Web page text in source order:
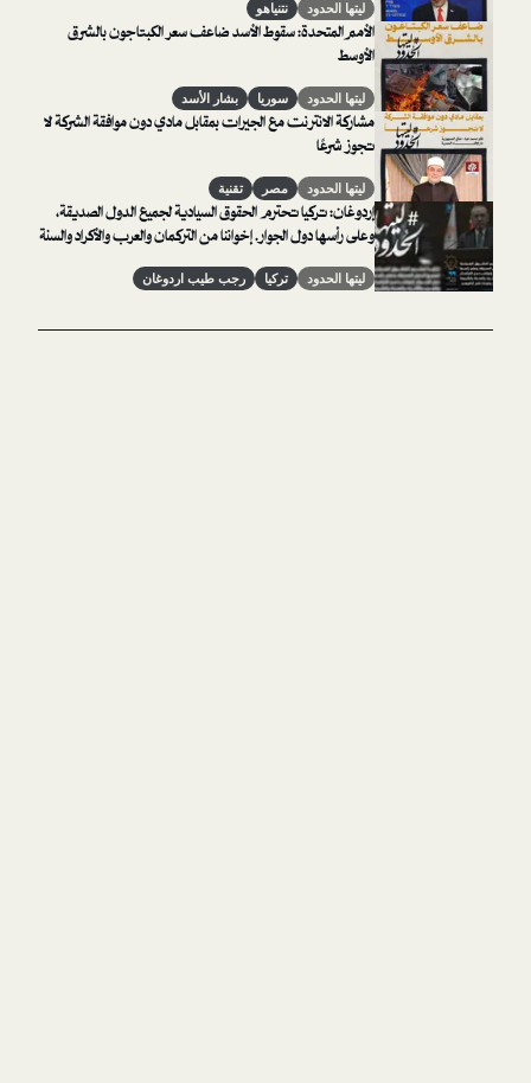
ليتها الحدود نتنياهو
الأمم المتحدة: سقوط الأسد ضاعف سعر الكبتاجون بالشرق
الأوسط
ليتها الحدود سوريا بشار الأسد
مشاركة الانترنت مع الجيرات بمقابل مادي دون موافقة الشركة لا
تجوز شرعًا
ليتها الحدود مصر تقنية
إردوغان: تركيا تحترم الحقوق السيادية لجميع الدول الصديقة،
وعلى رأسها دول الجوار. إخواننا من التركمان والعرب والأكراد والسنة
والشيعة سعداء بتمركز جنودنا على أراضيهم
ليتها الحدود تركيا رجب طيب اردوغان